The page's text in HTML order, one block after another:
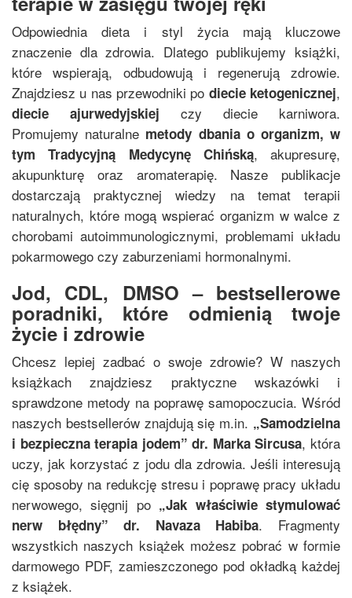
Odpowiednia dieta i styl życia mają kluczowe
znaczenie dla zdrowia. Dlatego publikujemy książki,
które wspierają, odbudowują i regenerują zdrowie.
Znajdziesz u nas przewodniki po diecie ketogenicznej,
diecie ajurwedyjskiej czy diecie karniwora.
Promujemy naturalne metody dbania o organizm, w
tymTradycyjną Medycynę Chińską, akupresurę,
akupunkturę oraz aromaterapię. Nasze publikacje
dostarczają praktycznej wiedzy na temat terapii
naturalnych, które mogą wspierać organizm w walce z
chorobami autoimmunologicznymi, problemami układu
pokarmowego czy zaburzeniami hormonalnymi.
Jod, CDL, DMSO – bestsellerowe
poradniki, które odmienią twoje
życie i zdrowie
Chcesz lepiej zadbać o swoje zdrowie? W naszych
książkach znajdziesz praktyczne wskazówki i
sprawdzone metody na poprawę samopoczucia. Wśród
naszych bestsellerów znajdują się m.in. „Samodzielna
i bezpieczna terapia jodem”dr. Marka Sircusa, która
uczy, jak korzystać z jodu dla zdrowia. Jeśli interesują
cię sposoby na redukcję stresu i poprawę pracy układu
nerwowego, sięgnij po „Jak właściwie stymulować
nerw błędny”dr. Navaza Habiba. Fragmenty
wszystkich naszych książek możesz pobrać w formie
darmowego PDF, zamieszczonego pod okładką każdej
z książek.